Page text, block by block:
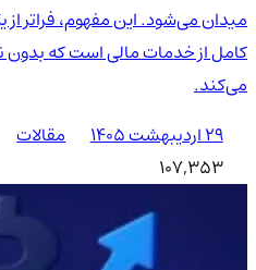
میدان می‌شود. این مفهوم، فراتر
کامل از خدمات مالی است که بدون
می‌کند.
۲۹ اردیبهشت ۱۴۰۵
مقالات
107,353